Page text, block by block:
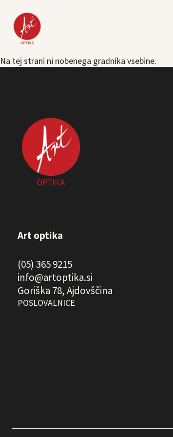
Na tej strani ni nobenega gradnika vsebine.
Art optika
(05) 365 9215
info@artoptika.si
Goriška 78, Ajdovščina
POSLOVALNICE